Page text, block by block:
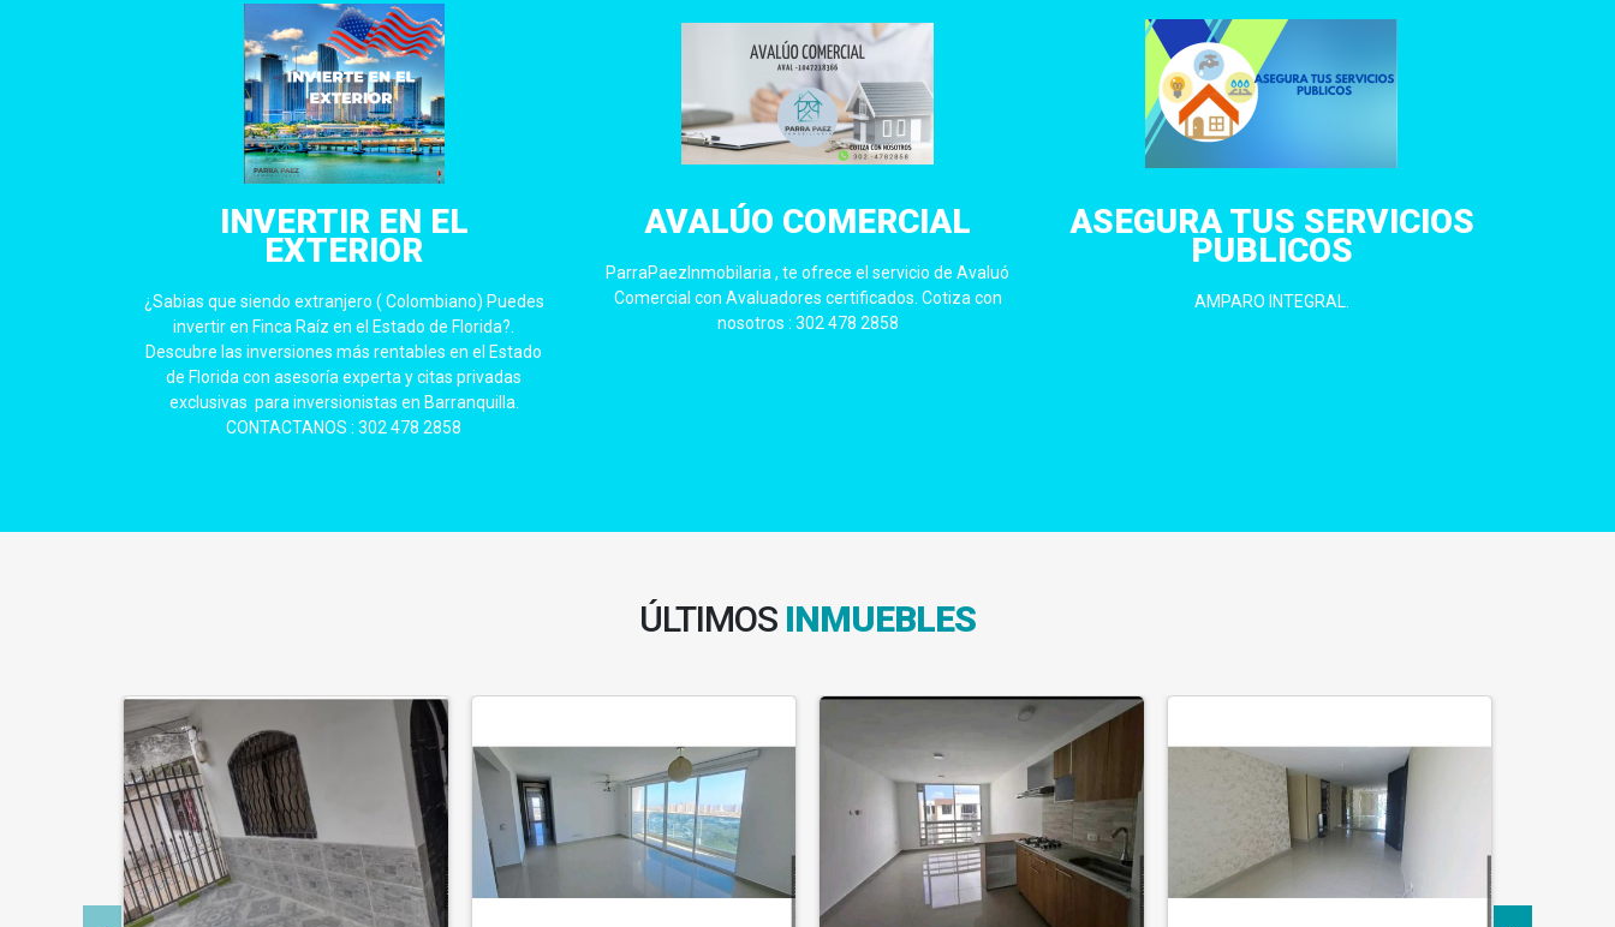
INVERTIR EN EL
EXTERIOR
¿Sabias que siendo extranjero ( Colombiano) Puedes
invertir en Finca Raíz en el Estado de Florida?.
Descubre las inversiones más rentables en el Estado
de Florida con asesoría experta y citas privadas
exclusivas para inversionistas en Barranquilla.
CONTACTANOS : 302 478 2858
AVALÚO COMERCIAL
ParraPaezInmobilaria , te ofrece el servicio de Avaluó
Comercial con Avaluadores certificados. Cotiza con
nosotros : 302 478 2858
ASEGURA TUS SERVICIOS
PUBLICOS
AMPARO INTEGRAL.
ÚLTIMOS INMUEBLES